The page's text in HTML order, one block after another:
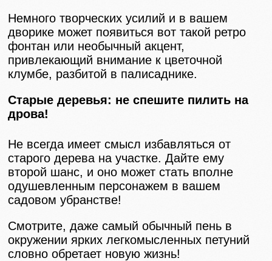
Немного творческих усилий и в вашем
дворике может появиться вот такой ретро
фонтан или необычный акцент,
привлекающий внимание к цветочной
клумбе, разбитой в палисаднике.
Старые деревья: не спешите пилить на
дрова!
Не всегда имеет смысл избавляться от
старого дерева на участке. Дайте ему
второй шанс, и оно может стать вполне
одушевленным персонажем в вашем
садовом убранстве!
Смотрите, даже самый обычный пень в
окружении ярких легкомысленных петуний
словно обретает новую жизнь!